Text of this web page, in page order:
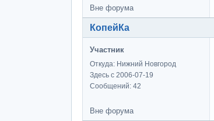
Вне форума
КопейКа
Участник
Откуда: Нижний Новгород
Здесь с 2006-07-19
Сообщений: 42
Вне форума